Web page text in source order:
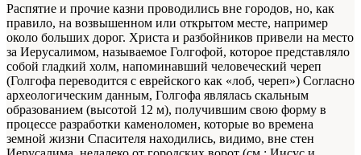
Распятие и прочие казни проводились вне городов, но, как
правило, на возвышенном или открытом месте, например
около больших дорог. Христа и разбойников привели на место
за Иерусалимом, называемое Голгофой, которое представляло
собой гладкий холм, напоминавший человеческий череп
(Голгофа переводится с еврейского как «лоб, череп») Согласно
археологическим данным, Голгофа являлась скальным
образованием (высотой 12 м), получившим свою форму в
процессе разработки каменоломен, которые во времена
земной жизни Спасителя находились, видимо, вне стен